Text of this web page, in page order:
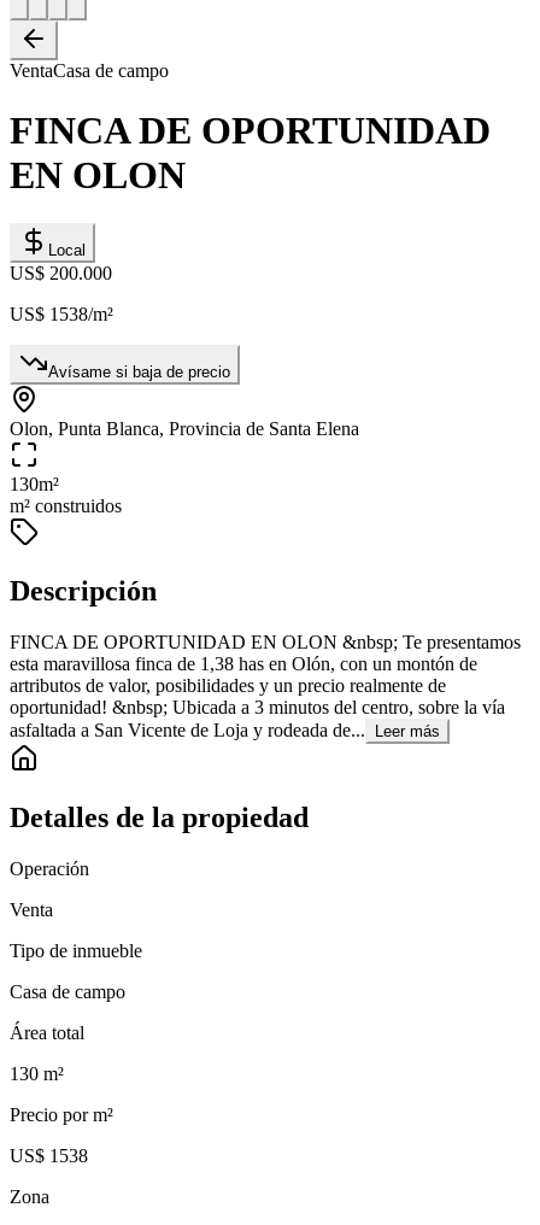
VentaCasa de campo
FINCA DE OPORTUNIDAD
EN OLON
Local
US$ 200.000
US$ 1538/m²
Avísame si baja de precio
Olon, Punta Blanca, Provincia de Santa Elena
130m²
m² construidos
Descripción
FINCA DE OPORTUNIDAD EN OLON &nbsp; Te presentamos
esta maravillosa finca de 1,38 has en Olón, con un montón de
artributos de valor, posibilidades y un precio realmente de
oportunidad! &nbsp; Ubicada a 3 minutos del centro, sobre la vía
asfaltada a San Vicente de Loja y rodeada de...
Leer más
Detalles de la propiedad
Operación
Venta
Tipo de inmueble
Casa de campo
Área total
130 m²
Precio por m²
US$ 1538
Zona